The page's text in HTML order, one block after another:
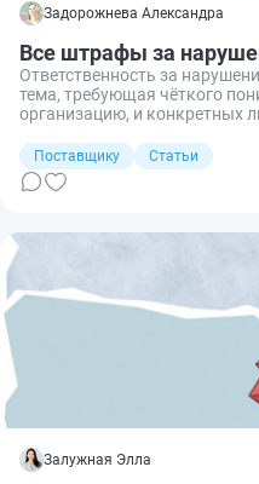
Задорожнева Александра
Все штрафы за
Ответственность за
тема, требующая чёткого
организацию, и конкретных
до 500 000 рублей. Собрали
подготовили гайд по
Поставщику
Статьи
Залужная Элла